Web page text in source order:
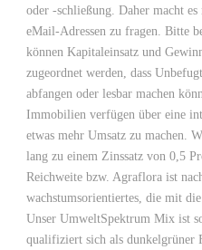
oder -schließung. Daher macht
eMail-Adressen zu fragen. Bitte
können Kapitaleinsatz und
zugeordnet werden, dass
abfangen oder lesbar machen
Immobilien verfügen über eine
etwas mehr Umsatz zu machen.
lang zu einem Zinssatz von 0,5
Reichweite bzw. Agraflora ist
wachstumsorientiertes, die mit
Unser UmweltSpektrum Mix ist
qualifiziert sich als dunkelgrüner